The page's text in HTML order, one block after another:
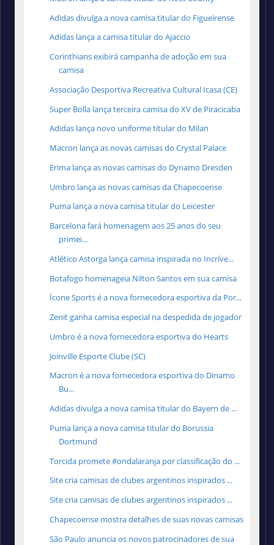
Adidas divulga a nova camisa titular do Figueirense
Adidas lança a camisa titular do Ajaccio
Corinthians exibirá campanha de adoção em sua
camisa
Associação Desportiva Recreativa Cultural Icasa (CE)
Super Bolla lança terceira camisa do XV de Piracicaba
Adidas lança novo uniforme titular do Milan
Macron lança as novas camisas do Crystal Palace
Erima lança as novas camisas do Dynamo Dresden
Umbro lança as novas camisas da Chapecoense
Puma lança a nova camisa titular do Leicester
Barcelona fará homenagem aos 25 anos do seu
primei...
Atlético Astorga lança camisa inspirada no Incríve...
Botafogo homenageia Nilton Santos em sua camisa
Ícone Sports é a nova fornecedora esportiva da Por...
Zenit ganha camisa especial na despedida de jogador
Umbro é a nova fornecedora esportiva do Hearts
Joinville Esporte Clube (SC)
Macron é a nova fornecedora esportiva do Dinamo
Bu...
Adidas divulga a nova camisa titular do Bayern de ...
Puma lança a nova camisa titular do Borussia
Dortmund
Torcida promete #ondalaranja por classificação do ...
Site cria camisas de clubes argentinos inspirados ...
Site cria camisas de clubes argentinos inspirados ...
Chapecoense mostra detalhes de suas novas camisas
São Paulo anuncia os novos patrocinadores de sua